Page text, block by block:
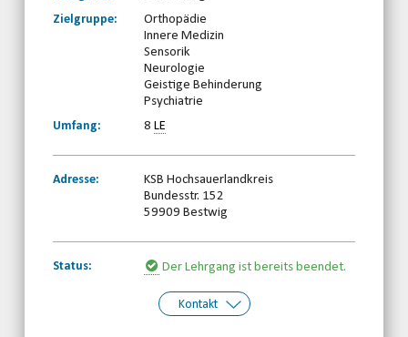
Zielgruppe:
Orthopädie
Innere Medizin
Sensorik
Neurologie
Geistige Behinderung
Psychiatrie
Umfang:
8LE
Adresse:
KSB Hochsauerlandkreis
Bundesstr. 152
59909 Bestwig
Status: Der Lehrgang ist bereits beendet.
Kontakt